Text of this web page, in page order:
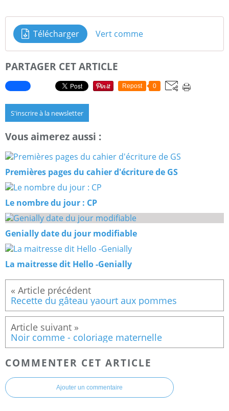
Télécharger Vert comme
PARTAGER CET ARTICLE
Repost 0
S'inscrire à la newsletter
Vous aimerez aussi :
Premières pages du cahier d'écriture de GS
Le nombre du jour : CP
Genially date du jour modifiable
La maitresse dit Hello -Genially
Recette du gâteau yaourt aux pommes
Noir comme - coloriage maternelle
COMMENTER CET ARTICLE
Ajouter un commentaire